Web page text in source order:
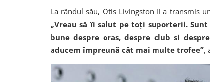
La rândul său, Otis Livingston II a transmis
„Vreau să îi salut pe toți suporterii.
bune despre oraș, despre club și
aducem împreună cât mai multe trofee”,